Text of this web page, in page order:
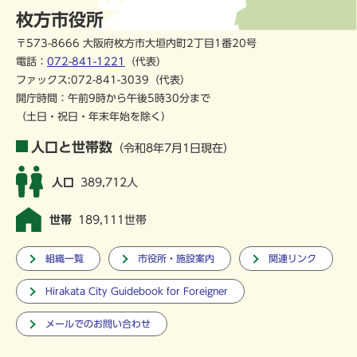
枚方市役所
〒573-8666 大阪府枚方市大垣内町2丁目1番20号
電話： 072-841-1221
（代表）
ファックス:072-841-3039（代表）
開庁時間：午前9時から午後5時30分まで
（土日・祝日・年末年始を除く）
人口と世帯数 （令和8年7月1日現在）
人口 389,712人
世帯 189,111世帯
組織一覧 市役所・施設案内 関連リンク
Hirakata City Guidebook for Foreigner
メールでのお問い合わせ